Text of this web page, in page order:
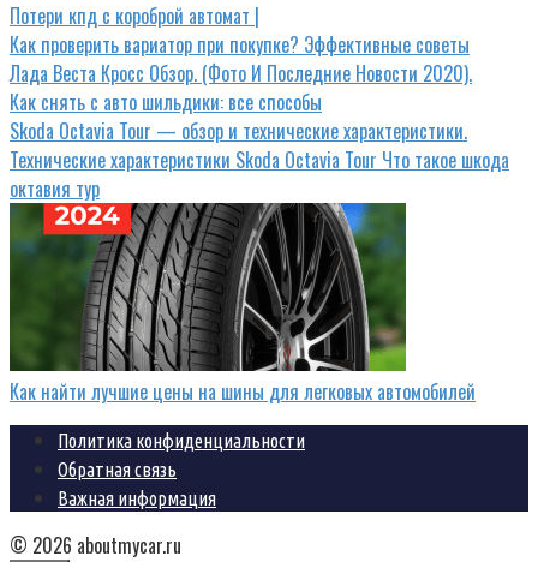
Потери кпд с короброй автомат |
Как проверить вариатор при покупке? Эффективные советы
Лада Веста Кросс Обзор. (Фото И Последние Новости 2020).
Как снять с авто шильдики: все способы
Skoda Octavia Tour — обзор и технические характеристики.
Технические характеристики Skoda Octavia Tour Что такое шкода
октавия тур
Как найти лучшие цены на шины для легковых автомобилей
Политика конфиденциальности
Обратная связь
Важная информация
© 2026 aboutmycar.ru